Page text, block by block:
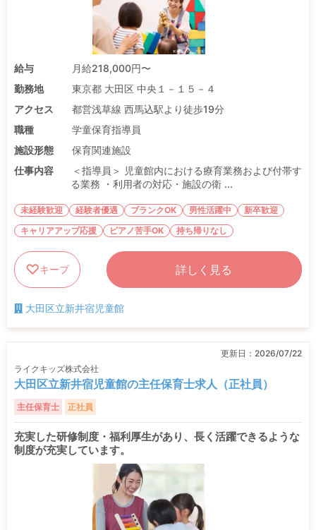
給与
月給218,000円〜
勤務地
東京都 大田区 中央１－１５－４
アクセス
都営浅草線 西馬込駅より徒歩19分
職種
学童保育指導員
施設形態
保育関連施設
仕事内容
＜指導員＞ 児童館内における療育業務および付帯す
る業務 ・利用者の対応・施設の衛 ...
未経験歓迎 経験者優遇 ブランクOK 男性活躍中
新卒歓迎
キャリアアップ応援
ピアノ苦手OK 持ち帰りなし
キープ 詳しく見る
大田区立新井宿児童館
更新日： 2026/07/22
ライクキッズ株式会社
大田区立新井宿児童館の主任保育士求人（正社員）
主任保育士 正社員
充実した研修制度・福利厚生があり、長く活躍できるような
制度が充実しています。